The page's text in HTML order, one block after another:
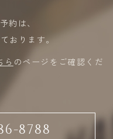
約は、
おります。
ら のページをご確認くだ
8788